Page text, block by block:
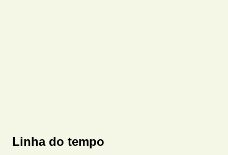
Linha do tempo